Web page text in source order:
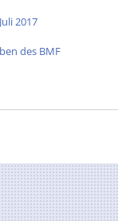
2017
des BMF